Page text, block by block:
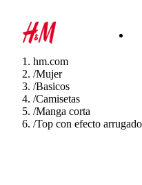
hm.com
/Mujer
/Basicos
/Camisetas
/Manga corta
/Top con efecto arrugado